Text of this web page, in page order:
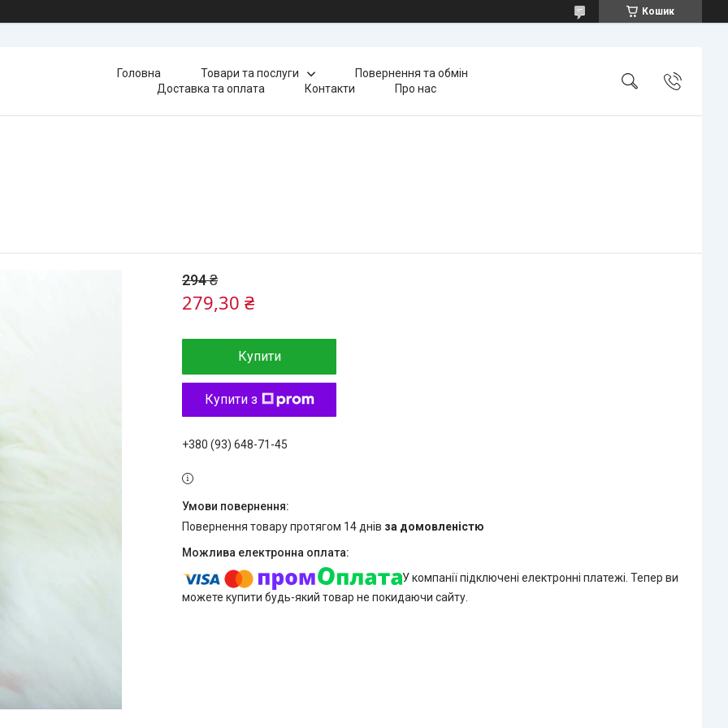
Кошик
Головна Товари та послуги
Повернення та обмін
Доставка та оплата
Контакти Про нас
294 ₴
279,30 ₴
Купити
Купити з
+380 (93) 648-71-45
повернення товару протягом 14 днів за домовленістю
У компанії підключені електронні платежі. Тепер ви
можете купити будь-який товар не покидаючи сайту.